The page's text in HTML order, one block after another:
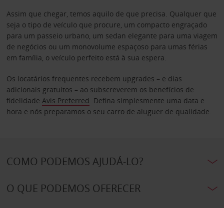
Assim que chegar, temos aquilo de que precisa. Qualquer que
seja o tipo de veículo que procure, um compacto engraçado
para um passeio urbano, um sedan elegante para uma viagem
de negócios ou um monovolume espaçoso para umas férias
em família, o veículo perfeito está à sua espera.
Os locatários frequentes recebem upgrades – e dias
adicionais gratuitos – ao subscreverem os benefícios de
fidelidade Avis Preferred. Defina simplesmente uma data e
hora e nós preparamos o seu carro de aluguer de qualidade.
COMO PODEMOS AJUDÁ-LO?
O QUE PODEMOS OFERECER